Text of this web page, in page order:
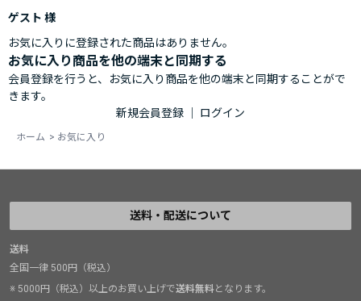
ゲスト 様
お気に入りに登録された商品はありません。
お気に入り商品を他の端末と同期する
会員登録を行うと、お気に入り商品を他の端末と同期することがで
きます。
新規会員登録
ログイン
ホーム > お気に入り
送料・配送について
送料
全国一律 500円（税込）
※ 5000円（税込）以上のお買い上げで送料無料となります。